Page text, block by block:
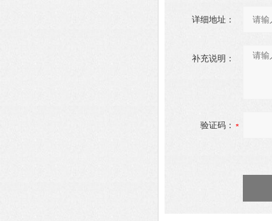
详细地址：
补充说明：
验证码：